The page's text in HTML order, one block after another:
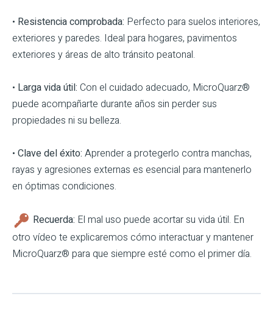
• Resistencia comprobada: Perfecto para suelos interiores,
exteriores y paredes. Ideal para hogares, pavimentos
exteriores y áreas de alto tránsito peatonal.
• Larga vida útil: Con el cuidado adecuado, MicroQuarz®
puede acompañarte durante años sin perder sus
propiedades ni su belleza.
• Clave del éxito: Aprender a protegerlo contra manchas,
rayas y agresiones externas es esencial para mantenerlo
en óptimas condiciones.
Recuerda: El mal uso puede acortar su vida útil. En
otro vídeo te explicaremos cómo interactuar y mantener
MicroQuarz® para que siempre esté como el primer día.